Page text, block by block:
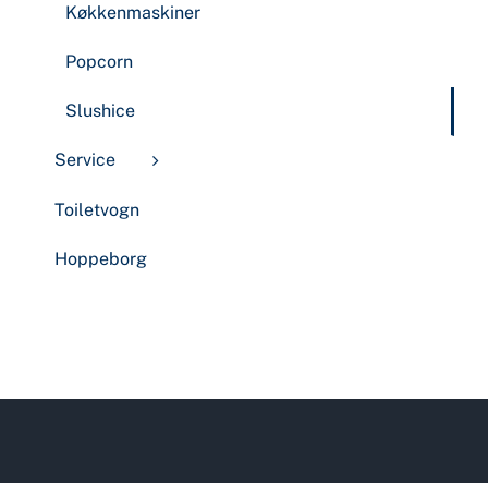
Køkkenmaskiner
Popcorn
Slushice
Service
Toiletvogn
Hoppeborg